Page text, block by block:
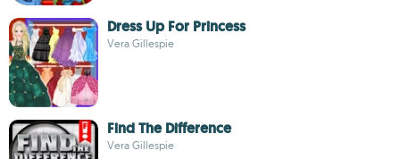
Dress Up For Princess
Vera Gillespie
Find The Difference
Vera Gillespie